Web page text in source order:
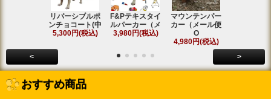
リバーシブルポ
ンチョコート(中
5,300円(税込)
F&Pテキスタイ
ルパーカー（メ
3,980円(税込)
マウンテンパー
カー（メール便
O
4,980円(税込)
< >
おすすめ商品